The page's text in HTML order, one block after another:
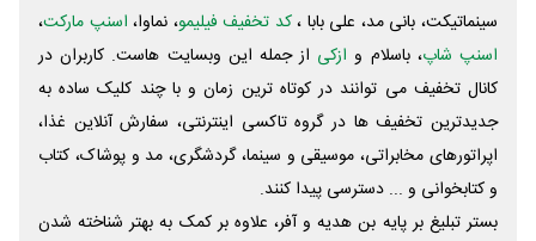
سینماتیکت، بانی مد، علی‌ بابا ،کد تخفیف فیلیمو، نماوا، اسنپ مارکت،
اسنپ شاپ، باسلام و ازکی از جمله این وبسایت ‌هاست. کاربران در
کانال تخفیف می توانند در کوتاه ترین زمان و با چند کلیک ساده به
جدیدترین تخفیف ها در گروه تاکسی اینترنتی، سفارش آنلاین غذا،
اپراتورهای مخابراتی، موسیقی و سینما، گردشگری، مد و پوشاک، کتاب
و کتابخوانی و ... دسترسی پیدا کنند.
بستر تبلیغ بر پایه بن هدیه و آفر، علاوه بر کمک به بهتر شناخته شدن